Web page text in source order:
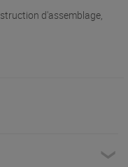
d'assemblage,